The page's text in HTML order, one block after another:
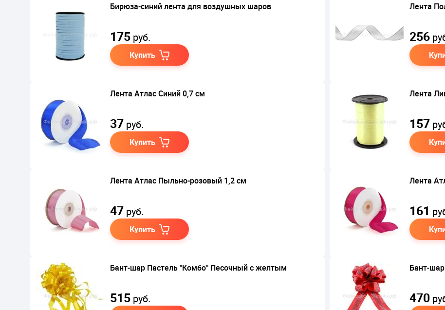
Бирюза-синий лента для воздушных шаров
175 руб.
Купить
Лента
256
Лента Атлас Синий 0,7 см
37 руб.
Купить
Лента
157
Лента Атлас Пыльно-розовый 1,2 см
47 руб.
Купить
Лента
161
Бант-шар Пастель "Комбо" Песочный с желтым
515 руб.
Бант-
470